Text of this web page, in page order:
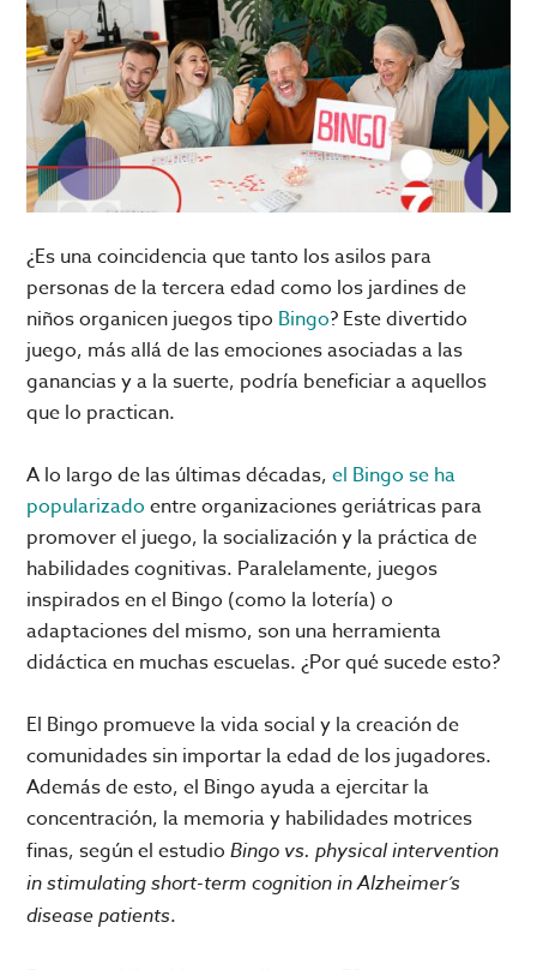
¿Es una coincidencia que tanto los asilos para
personas de la tercera edad como los jardines de
niños organicen juegos tipo Bingo? Este divertido
juego, más allá de las emociones asociadas a las
ganancias y a la suerte, podría beneficiar a aquellos
que lo practican.
A lo largo de las últimas décadas,el Bingo se ha
popularizado entre organizaciones geriátricas para
promover el juego, la socialización y la práctica de
habilidades cognitivas. Paralelamente, juegos
inspirados en el Bingo (como la lotería) o
adaptaciones del mismo, son una herramienta
didáctica en muchas escuelas. ¿Por qué sucede esto?
El Bingo promueve la vida social y la creación de
comunidades sin importar la edad de los jugadores.
Además de esto, el Bingo ayuda a ejercitar la
concentración, la memoria y habilidades motrices
finas, según el estudioBingo vs. physical intervention
in stimulating short-term cognition in Alzheimer’s
disease patients.